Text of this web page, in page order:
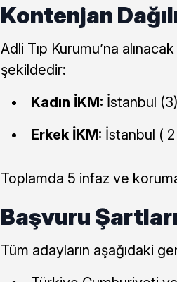
Kontenjan
Adli Tıp Kurumu’na
şekildedir:
Kadın İKM: İstanbul (3)
Erkek İKM: İstanbul ( 2
Toplamda 5 infaz ve
Başvuru
Tüm adayların aşağıdaki